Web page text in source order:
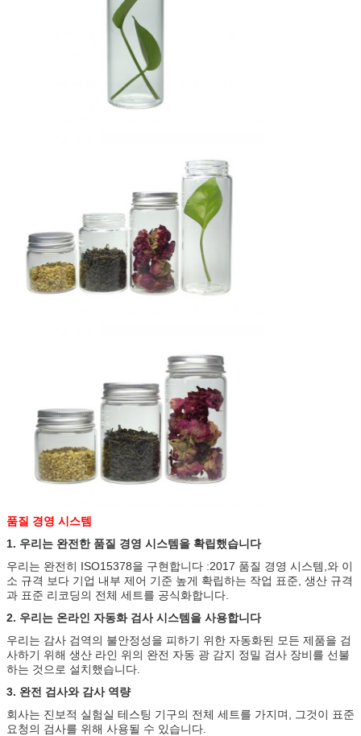
품질 경영 시스템
1. 우리는 완전한 품질 경영 시스템을 확립했습니다
우리는 완전히 ISO15378을 구현합니다 :2017 품질 경영 시스템,와 이
소 규격 보다 기업 내부 제어 기준 높게 확립하는 작업 표준, 생산 규격
과 표준 리코딩의 전체 세트를 공식화합니다.
2. 우리는 온라인 자동화 검사 시스템을 사용합니다
우리는 감사 검역의 불안정성을 피하기 위한 자동화된 모든 제품을 검
사하기 위해 생산 라인 위의 완전 자동 광 감지 정밀 검사 장비를 선불
하는 것으로 설치했습니다.
3. 완전 검사와 감사 역량
회사는 진보적 실험실 테스팅 기구의 전체 세트를 가지며, 그것이 표준
요청의 검사를 위해 사용될 수 있습니다.